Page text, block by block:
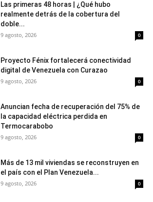
Las primeras 48 horas | ¿Qué hubo
realmente detrás de la cobertura del
doble...
9 agosto, 2026 0
Proyecto Fénix fortalecerá conectividad
digital de Venezuela con Curazao
9 agosto, 2026 0
Anuncian fecha de recuperación del 75% de
la capacidad eléctrica perdida en
Termocarabobo
9 agosto, 2026 0
Más de 13 mil viviendas se reconstruyen en
el país con el Plan Venezuela...
9 agosto, 2026 0